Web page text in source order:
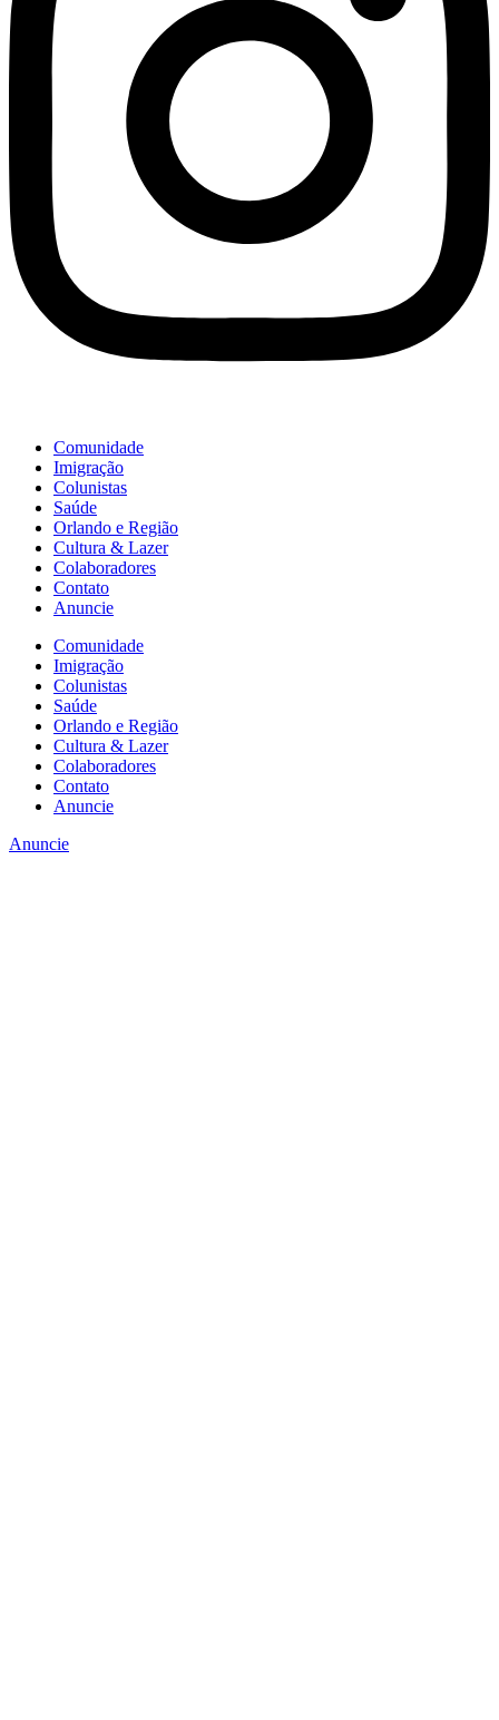
Comunidade
Imigração
Colunistas
Saúde
Orlando e Região
Cultura & Lazer
Colaboradores
Contato
Anuncie
Comunidade
Imigração
Colunistas
Saúde
Orlando e Região
Cultura & Lazer
Colaboradores
Contato
Anuncie
Anuncie